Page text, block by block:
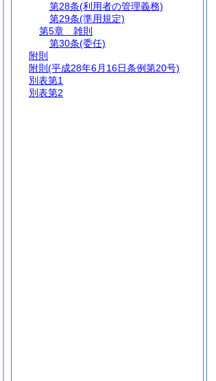
第28条(利用者の管理義務)
第29条(準用規定)
第5章
雑則
第30条(委任)
附則
附則 (平成28年6月16日条例第20号)
別表第1
別表第2